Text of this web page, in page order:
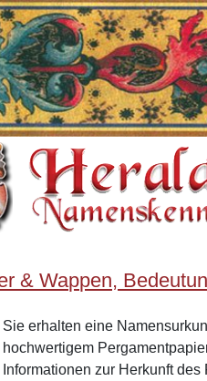
& Wappen,
Sie erhalten eine
hochwertigem
Informationen zur Herkunft